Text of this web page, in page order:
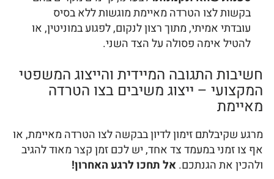
בקשות לצו הטרדה מאיימת מוגשות ללא בסיס
עובדתי אמיתי, מתוך רצון לנקום, לפגוע במוניטין, או
להטיל אימה פסולה על הצד השני.
חשיבות התגובה המיידית והייצוג המשפטי
המקצועי – ייצוג משיבים בצו הטרדה
מאיימת
מרגע שקיבלתם זימון לדיון בבקשה לצו הטרדה מאיימת, או
אף צו זמני במעמד צד אחד, יש לכם זמן קצר מאוד להגיב
ולהכין את הגנתכם.אל תחכו לרגע האחרון!